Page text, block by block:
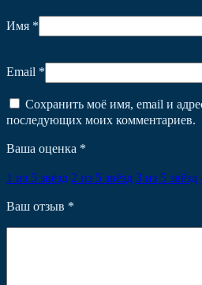
Имя *
Email *
Сохранить моё имя, email и
последующих моих комментариев.
Ваша оценка *
1 из 5 звёзд 2 из 5 звёзд 3 из 5 звёзд
Ваш отзыв *